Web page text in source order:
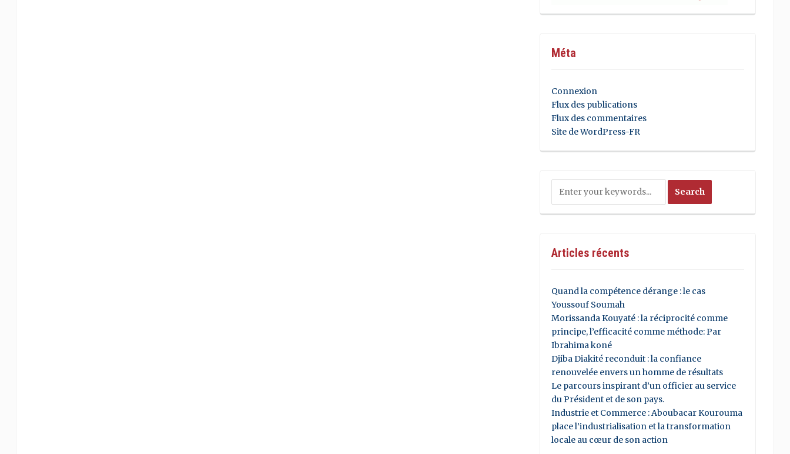
Méta
Connexion
Flux des publications
Flux des commentaires
Site de WordPress-FR
Articles récents
Quand la compétence dérange : le cas
Youssouf Soumah
Morissanda Kouyaté : la réciprocité comme
principe, l’efficacité comme méthode: Par
Ibrahima koné
Djiba Diakité reconduit : la confiance
renouvelée envers un homme de résultats
Le parcours inspirant d’un officier au service
du Président et de son pays.
Industrie et Commerce : Aboubacar Kourouma
place l’industrialisation et la transformation
locale au cœur de son action